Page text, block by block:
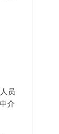
员
介